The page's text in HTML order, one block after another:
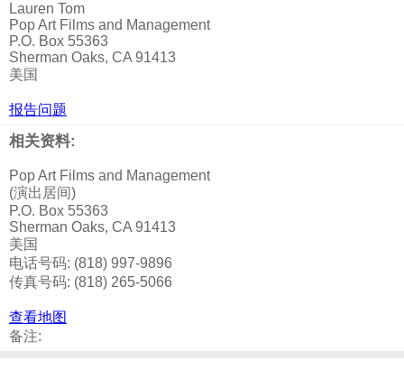
Lauren Tom
Pop Art Films and Management
P.O. Box 55363
Sherman Oaks, CA 91413
美国
报告问题
相关资料:
Pop Art Films and Management
(演出居间)
P.O. Box 55363
Sherman Oaks, CA 91413
美国
电话号码: (818) 997-9896
传真号码: (818) 265-5066
查看地图
备注: